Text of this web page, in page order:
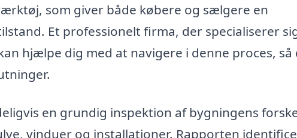
som giver både købere og sælgere en
Et professionelt firma, der specialiserer
hjælpe dig med at navigere i denne proces, så
en grundig inspektion af bygningens
vinduer og installationer. Rapporten